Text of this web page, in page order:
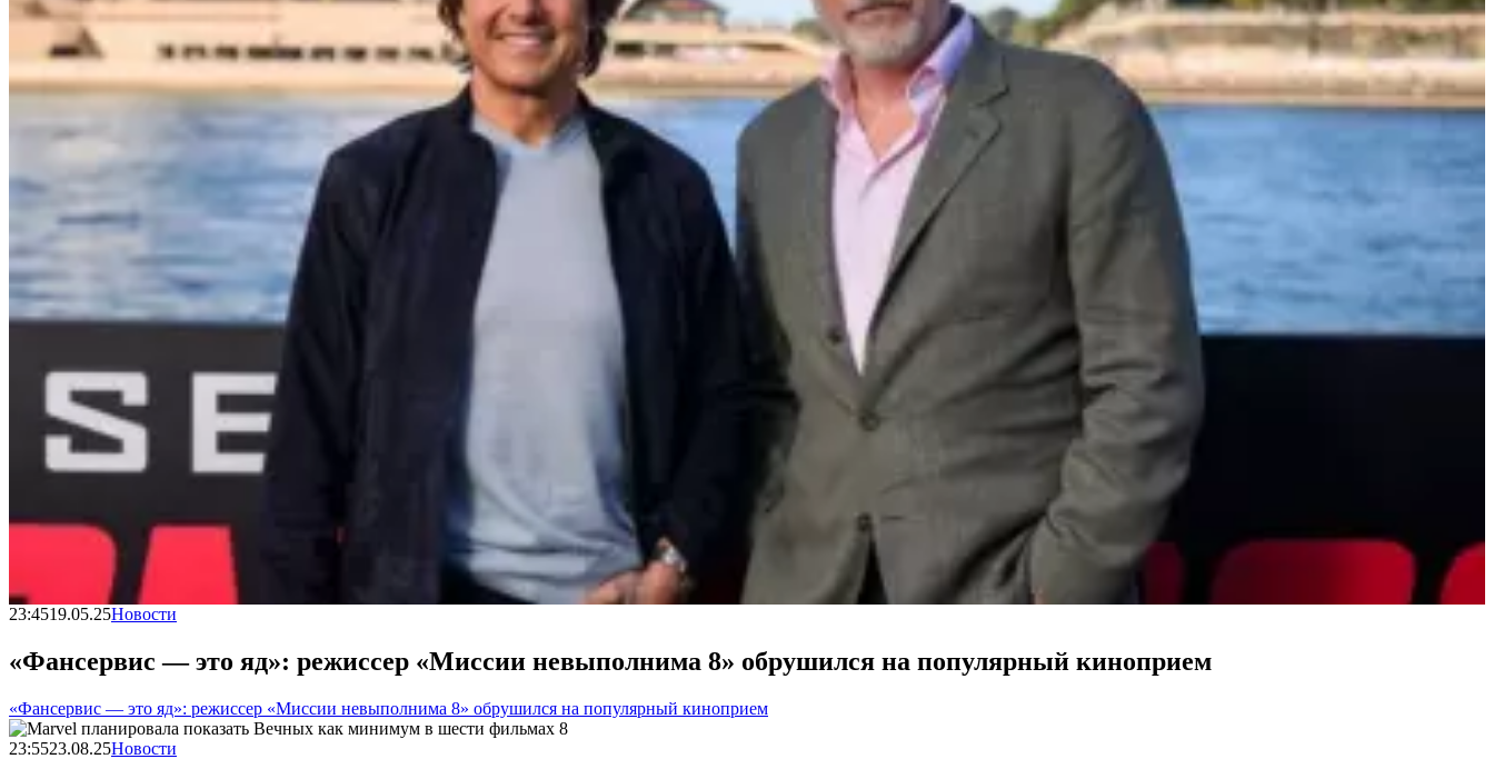
23:4519.05.25Новости
«Фансервис — это яд»: режиссер «Миссии невыполнима 8» обрушился на популярный киноприем
«Фансервис — это яд»: режиссер «Миссии невыполнима 8» обрушился на популярный киноприем
23:5523.08.25Новости